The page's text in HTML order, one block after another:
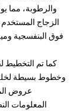
والرطوبة، مما
الزجاج
فوق البنفسجية
كما تم التخطيط
وخطوط بسيطة لخلق
عروض
المعلومات